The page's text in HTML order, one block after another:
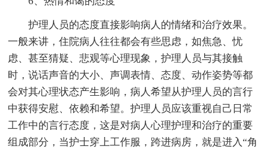
护理人员的态度直接影响病人的情绪和治疗效果。
一般来讲，住院病人往往都会有些思虑，如焦急、忧
虑、甚至猜疑、悲观等心理现象，护理人员与其接触
时，说话声音的大小、声调表情、态度、动作姿势等都
会对其心理状态产生影响，病人希望从护理人员的言行
中获得安慰、依赖和希望。护理人员应该重视自己日常
工作中的言行态度，这是对病人心理护理和治疗的重要
组成部分，当护士穿上工作服，跨进病房，就是进入“角